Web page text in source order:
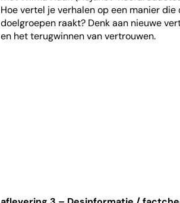
Hoe vertel je verhalen op een manier
doelgroepen raakt? Denk aan nieuwe
en het terugwinnen van vertrouwen.